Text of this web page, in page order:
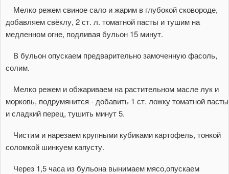
Мелко режем свиное сало и жарим в глубокой сковороде,
добавляем свёклу, 2 ст. л. томатной пасты и тушим на
медленном огне, подливая бульон 15 минут.
В бульон опускаем предварительно замоченную фасоль,
солим.
Мелко режем и обжариваем на растительном масле лук и
морковь, подрумянится - добавить 1 ст. ложку томатной пасты
и сладкий перец, тушить минут 5.
Чистим и нарезаем крупными кубиками картофель, тонкой
соломкой шинкуем капусту.
Через 1,5 часа из бульона вынимаем мясо,опускаем